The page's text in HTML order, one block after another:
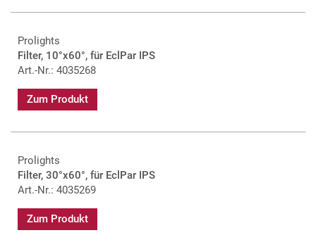
Prolights
Filter, 10°x60°, für EclPar IPS
Art.-Nr.: 4035268
Zum Produkt
Prolights
Filter, 30°x60°, für EclPar IPS
Art.-Nr.: 4035269
Zum Produkt